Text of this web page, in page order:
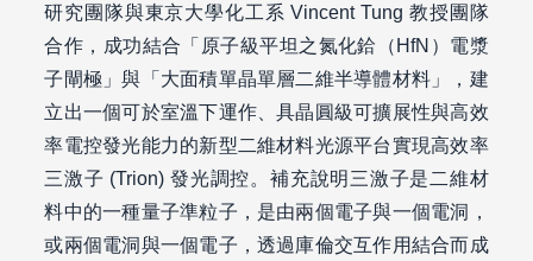
研究團隊與東京大學化工系 Vincent Tung 教授團隊
合作，成功結合「原子級平坦之氮化鉿（HfN）電漿
子閘極」與「大面積單晶單層二維半導體材料」，建
立出一個可於室溫下運作、具晶圓級可擴展性與高效
率電控發光能力的新型二維材料光源平台實現高效率
三激子 (Trion) 發光調控。補充說明三激子是二維材
料中的一種量子準粒子，是由兩個電子與一個電洞，
或兩個電洞與一個電子，透過庫倫交互作用結合而成